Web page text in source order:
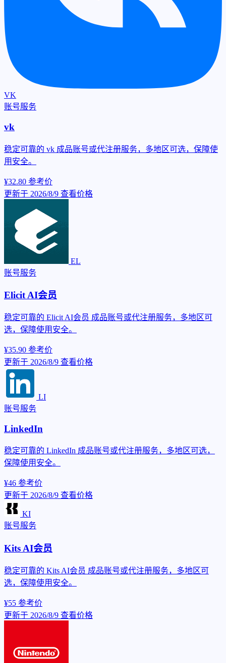
VK
账号服务
vk
稳定可靠的 vk 成品账号或代注册服务，多地区可选，保障使
用安全。
¥32.80 参考价
更新于 2026/8/9 查看价格
EL
账号服务
Elicit AI会员
稳定可靠的 Elicit AI会员 成品账号或代注册服务，多地区可
选，保障使用安全。
¥35.90 参考价
更新于 2026/8/9 查看价格
LI
账号服务
LinkedIn
稳定可靠的 LinkedIn 成品账号或代注册服务，多地区可选，
保障使用安全。
¥46 参考价
更新于 2026/8/9 查看价格
KI
账号服务
Kits AI会员
稳定可靠的 Kits AI会员 成品账号或代注册服务，多地区可
选，保障使用安全。
¥55 参考价
更新于 2026/8/9 查看价格